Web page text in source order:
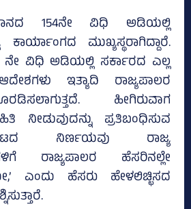
154ನೇ ವಿಧಿ ಅಡಿಯಲ್ಲಿ
ಕಾರ್ಯಾಂಗದ ಮುಖ್ಯಸ್ಥರಾಗಿದ್ದಾರೆ.
ನೇ ವಿಧಿ ಅಡಿಯಲ್ಲಿ ಸರ್ಕಾರದ ಎಲ್ಲ
ಇತ್ಯಾದಿ ರಾಜ್ಯಪಾಲರ
ಹೀಗಿರುವಾಗ
ನೀಡುವುದನ್ನು ಪ್ರತಿಬಂಧಿಸುವ
ನಿರ್ಣಯವು ರಾಜ್ಯ
ರಾಜ್ಯಪಾಲರ ಹೆಸರಿನಲ್ಲೇ
ಎಂದು ಹೆಸರು ಹೇಳಲಿಚ್ಛಿಸದ